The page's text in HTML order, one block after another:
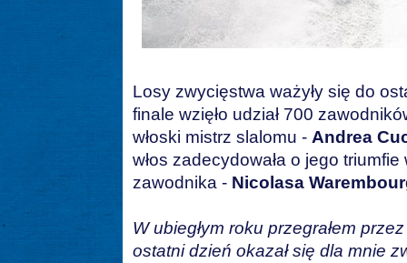
Losy zwycięstwa ważyły się do
finale wzięło udział 700
włoski mistrz slalomu - Andrea
włos zadecydowała o jego
zawodnika - Nicolasa
W ubiegłym roku przegrałem
ostatni dzień okazał się dla mnie